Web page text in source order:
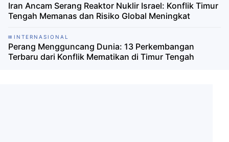
Iran Ancam Serang Reaktor Nuklir Israel: Konflik Timur
Tengah Memanas dan Risiko Global Meningkat
INTERNASIONAL
Perang Mengguncang Dunia: 13 Perkembangan
Terbaru dari Konflik Mematikan di Timur Tengah